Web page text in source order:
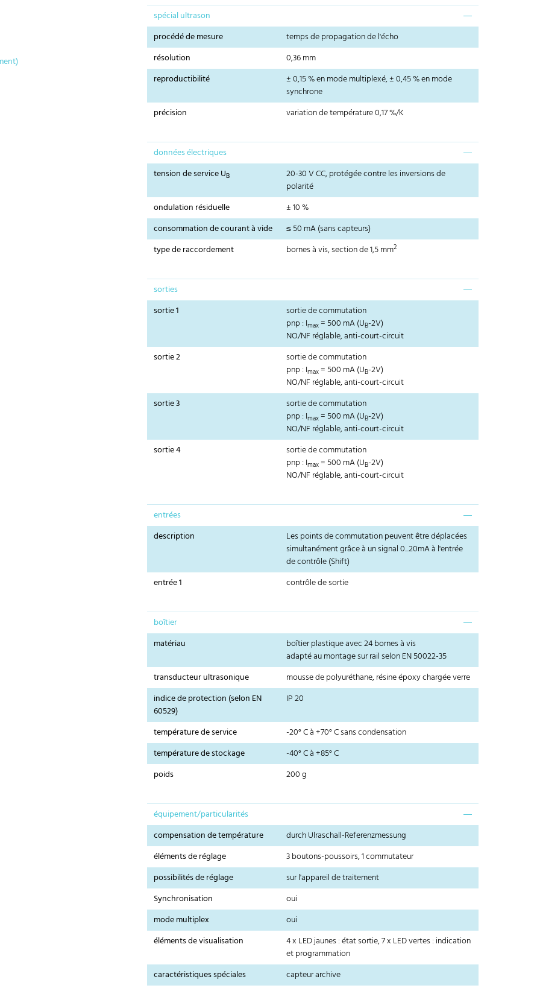
spécial ultrason
procédé de mesure
temps de propagation de l'écho
résolution
0,36 mm
reproductibilité
± 0,15 % en mode multiplexé, ± 0,45 % en mode
synchrone
précision
variation de température 0,17 %/K
données électriques
tension de service UB
20-30 V CC, protégée contre les inversions de
polarité
ondulation résiduelle
± 10 %
consommation de courant à vide
≤ 50 mA (sans capteurs)
type de raccordement
bornes à vis, section de 1,5 mm2
sorties
sortie 1
sortie de commutation
pnp : Imax= 500 mA (UB-2V)
NO/NF réglable, anti-court-circuit
sortie 2
sortie de commutation
pnp : Imax= 500 mA (UB-2V)
NO/NF réglable, anti-court-circuit
sortie 3
sortie de commutation
pnp : Imax= 500 mA (UB-2V)
NO/NF réglable, anti-court-circuit
sortie 4
sortie de commutation
pnp : Imax= 500 mA (UB-2V)
NO/NF réglable, anti-court-circuit
entrées
description
Les points de commutation peuvent être déplacées
simultanément grâce à un signal 0...20mA à l'entrée
de contrôle (Shift)
entrée 1
contrôle de sortie
boîtier
matériau
boîtier plastique avec 24 bornes à vis
adapté au montage sur rail selon EN 50022-35
transducteur ultrasonique
mousse de polyuréthane, résine époxy chargée verre
indice de protection (selon EN
60529)
IP 20
température de service
-20° C à +70° C sans condensation
température de stockage
-40° C à +85° C
poids
200 g
équipement/particularités
compensation de température
durch Ulraschall-Referenzmessung
éléments de réglage
3 boutons-poussoirs, 1 commutateur
possibilités de réglage
sur l'appareil de traitement
Synchronisation
oui
mode multiplex
oui
éléments de visualisation
4 x LED jaunes : état sortie, 7 x LED vertes : indication
et programmation
caractéristiques spéciales
capteur archive